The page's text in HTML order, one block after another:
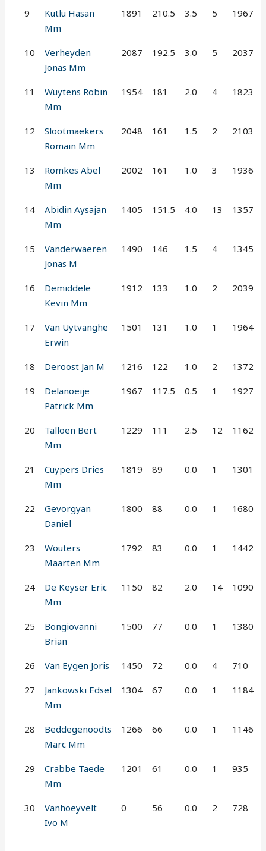
9
Kutlu Hasan
Mm
1891 210.5 3.5 5 1967
10
Verheyden
Jonas Mm
2087 192.5 3.0 5 2037
11
Wuytens Robin
Mm
1954 181 2.0 4 1823
12
Slootmaekers
Romain Mm
2048 161 1.5 2 2103
13
Romkes Abel
Mm
2002 161 1.0 3 1936
14
Abidin Aysajan
Mm
1405 151.5 4.0 13 1357
15
Vanderwaeren
Jonas M
1490 146 1.5 4 1345
16
Demiddele
Kevin Mm
1912 133 1.0 2 2039
17
Van Uytvanghe
Erwin
1501 131 1.0 1 1964
18 Deroost Jan M 1216 122 1.0 2 1372
19
Delanoeije
Patrick Mm
1967 117.5 0.5 1 1927
20
Talloen Bert
Mm
1229 111 2.5 12 1162
21
Cuypers Dries
Mm
1819 89 0.0 1 1301
22
Gevorgyan
Daniel
1800 88 0.0 1 1680
23
Wouters
Maarten Mm
1792 83 0.0 1 1442
24
De Keyser Eric
Mm
1150 82 2.0 14 1090
25
Bongiovanni
Brian
1500 77 0.0 1 1380
26 Van Eygen Joris 1450 72 0.0 4 710
27
Jankowski Edsel
Mm
1304 67 0.0 1 1184
28
Beddegenoodts
Marc Mm
1266 66 0.0 1 1146
29
Crabbe Taede
Mm
1201 61 0.0 1 935
30
Vanhoeyvelt
Ivo M
0 56 0.0 2 728